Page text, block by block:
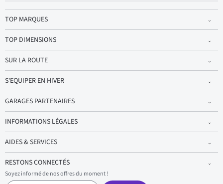
TOP MARQUES
TOP DIMENSIONS
SUR LA ROUTE
S'EQUIPER EN HIVER
GARAGES PARTENAIRES
INFORMATIONS LÉGALES
AIDES & SERVICES
RESTONS CONNECTÉS
Soyez informé de nos offres du moment !